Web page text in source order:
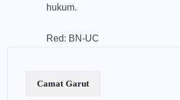
hukum.
Red: BN-UC
Camat Garut